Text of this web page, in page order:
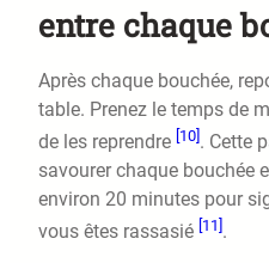
entre chaque
Après chaque bouchée,
table. Prenez le temps de
de les reprendre [10]. Cette
savourer chaque bouchée
environ 20 minutes pour
vous êtes rassasié [11] .